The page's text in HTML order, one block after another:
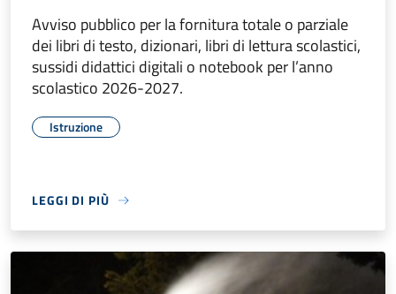
Avviso pubblico per la fornitura totale o parziale
dei libri di testo, dizionari, libri di lettura scolastici,
sussidi didattici digitali o notebook per l’anno
scolastico 2026-2027.
Istruzione
LEGGI DI PIÙ